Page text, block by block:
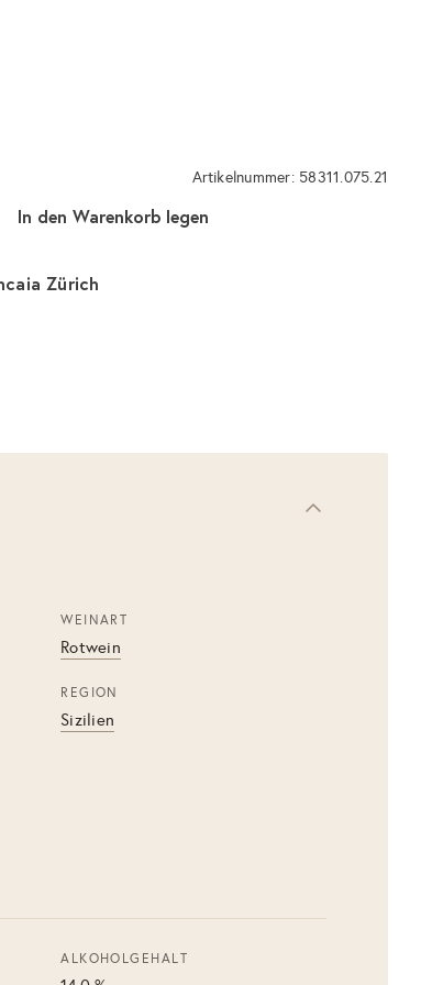
Artikelnummer: 58311.075.21
In den Warenkorb legen
Zürich
WEINART
Rotwein
REGION
Sizilien
ALKOHOLGEHALT